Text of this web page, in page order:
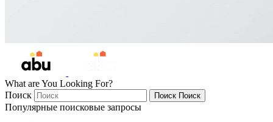
What are You Looking For?
Поиск
Поиск Поиск
Популярные поисковые запросы